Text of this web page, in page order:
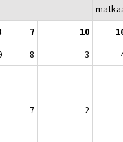
7 10
8 3
7
2